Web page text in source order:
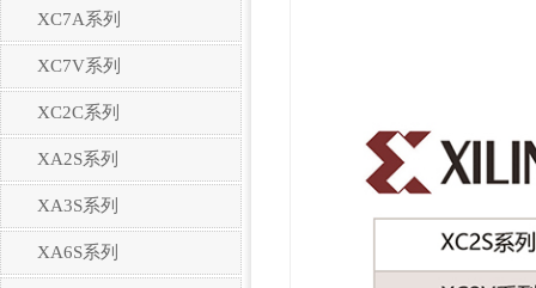
XC7A系列
XC7V系列
XC2C系列
XA2S系列
XA3S系列
XA6S系列